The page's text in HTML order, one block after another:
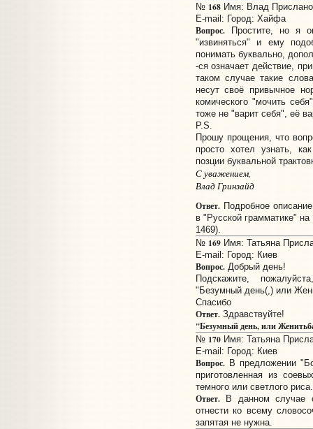
№ 168Имя: Влад
E-mail: Город: Хайфа
Вопрос.Простите, но я
"извиняться" и ему
понимать буквально,
-ся означает действие,
таком случае такие
несут своё привычное
комического "мочить
тоже не "варит себя", её
P.S.
Прошу прощения, что
просто хотел узнать,
позции буквальной
С уважением,
Влад Гринзайд
Ответ.Подробное
в "Русской грамматике"
1469).
№ 169Имя: Татьяна
E-mail: Город: Киев
Вопрос.Добрый день!
Подскажите,
"Безумный день(,) или
Спасибо
Ответ.Здравствуйте!
"Безумный день, или
№ 170Имя: Татьяна
E-mail: Город: Киев
Вопрос.В предложении
приготовленная из
темного или светлого
Ответ.В данном случае
отнести ко всему
запятая не нужна.